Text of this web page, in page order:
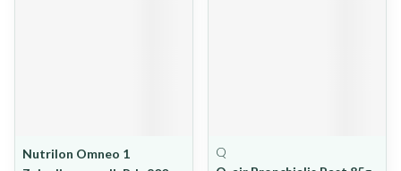
Nutrilon Omneo 1
Q